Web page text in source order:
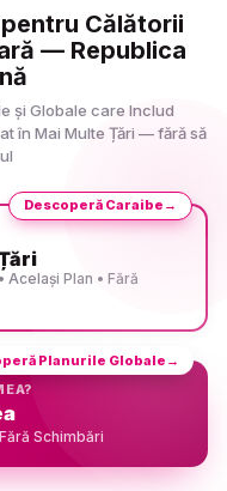
Călătorii
— Republica
și Globale care Includ
în Mai Multe Țări — fără să
Plan • Fără
Descoperă Caraibe →
Schimbări
Planurile Globale →